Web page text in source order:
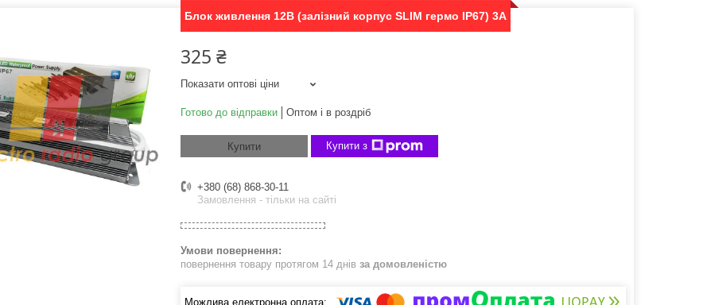
Блок живлення 12В (залізний корпус SLIM гермо IP67) 3А
325 ₴
Показати оптові ціни
Готово до відправки Оптом і в роздріб
Купити Купити з
+380 (68) 868-30-11
Замовлення - тільки на сайті
повернення товару протягом 14 днів за домовленістю